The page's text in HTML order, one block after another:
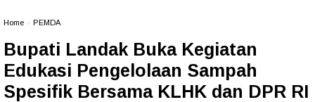
Home PEMDA
Bupati Landak Buka Kegiatan
Edukasi Pengelolaan Sampah
Spesifik Bersama KLHK dan DPR RI